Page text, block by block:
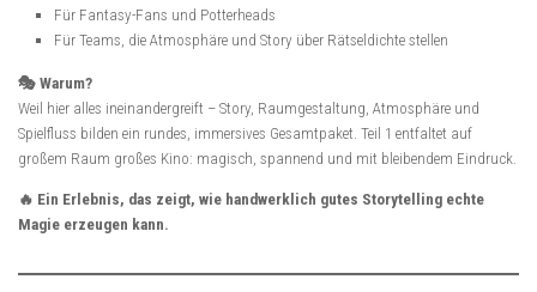
Für Fantasy-Fans und Potterheads
Für Teams, die Atmosphäre und Story über Rätseldichte stellen
🎭 Warum?
Weil hier alles ineinandergreift – Story, Raumgestaltung, Atmosphäre und
Spielfluss bilden ein rundes, immersives Gesamtpaket. Teil 1 entfaltet auf
großem Raum großes Kino: magisch, spannend und mit bleibendem Eindruck.
🔥 Ein Erlebnis, das zeigt, wie handwerklich gutes Storytelling echte
Magie erzeugen kann.